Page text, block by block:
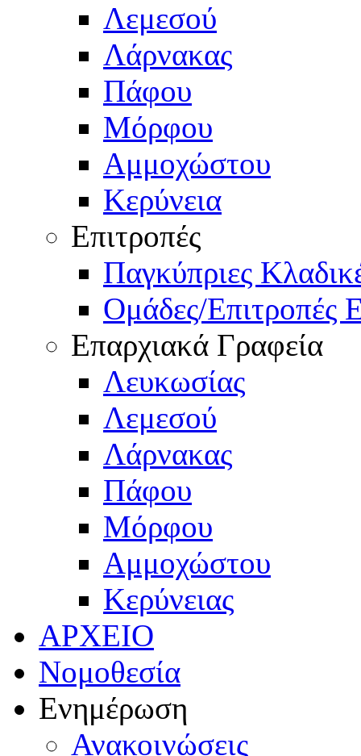
Λεμεσού
Λάρνακας
Πάφου
Μόρφου
Αμμοχώστου
Κερύνεια
Επιτροπές
Παγκύπριες
Ομάδες/Επιτροπές
Επαρχιακά Γραφεία
Λευκωσίας
Λεμεσού
Λάρνακας
Πάφου
Μόρφου
Αμμοχώστου
Κερύνειας
ΑΡΧΕΙΟ
Νομοθεσία
Ενημέρωση
Ανακοινώσεις